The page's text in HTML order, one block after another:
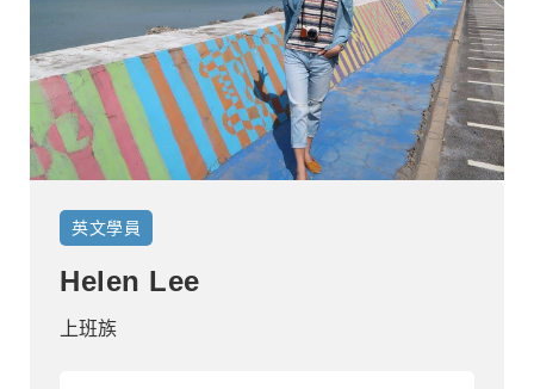
免費資源
企業客戶
就業輔導
部落格
英文學員
Helen Lee
上班族